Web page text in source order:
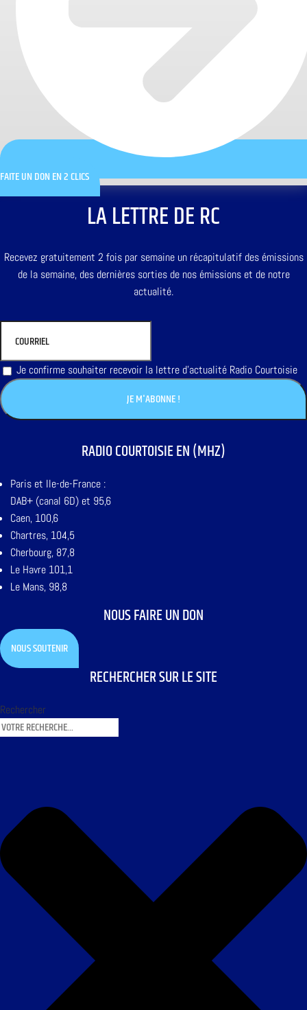
FAITE UN DON EN 2 CLICS
LA LETTRE DE RC
Recevez gratuitement 2 fois par semaine un récapitulatif des émissions
de la semaine, des dernières sorties de nos émissions et de notre
actualité.
Je confirme souhaiter recevoir la lettre d'actualité Radio Courtoisie
RADIO COURTOISIE EN (MHZ)
Paris et Ile-de-France :
DAB+ (canal 6D) et 95,6
Caen, 100,6
Chartres, 104,5
Cherbourg, 87,8
Le Havre 101,1
Le Mans, 98,8
NOUS FAIRE UN DON
NOUS SOUTENIR
RECHERCHER SUR LE SITE
Rechercher